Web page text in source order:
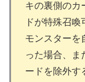
キの裏側のカ
ドが特殊召
モンスターを
った場合、ま
ードを除外す